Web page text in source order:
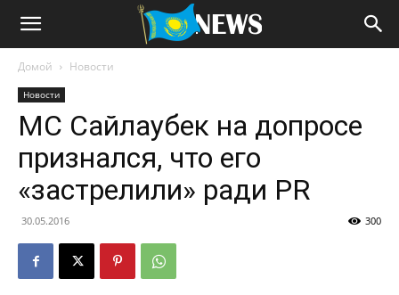
Домой Новости
Новости
MC Сайлаубек на допросе
признался, что его
«застрелили» ради PR
30.05.2016 300